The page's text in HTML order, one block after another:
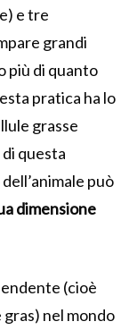
e tre
grandi
più di quanto
pratica ha lo
grasse
questa
può
dimensione
(cioè
nel mondo